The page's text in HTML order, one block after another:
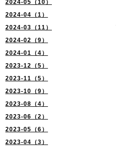
2024-05（10）
2024-04（1）
2024-03（11）
2024-02（9）
2024-01（4）
2023-12（5）
2023-11（5）
2023-10（9）
2023-08（4）
2023-06（2）
2023-05（6）
2023-04（3）